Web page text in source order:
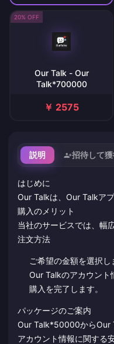
20% OFF
Our Talk - Our
Talk*700000
￥ 2575
説明 招待して
はじめに
Our Talkは、Our Talkア
購入のメリット
当社のサービスでは、幅
注文方法
ご希望の金額を選択し
Our Talkのアカウント
購入を完了します。
パッケージのご案内
Our Talk*50000からOur
アカウント情報に関する